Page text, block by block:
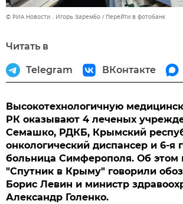
© РИА Новости . Игорь Зарембо Перейти в фотобанк
Читать в
Telegram ВКонтакте
Высокотехнологичную
РК оказывают 4 леченых
Семашко, РДКБ, Крымский
онкологический диспансер и 6-я
больница Симферополя. Об этом
"Спутник в Крыму" говорили
Борис Левин и министр
Александр Голенко.